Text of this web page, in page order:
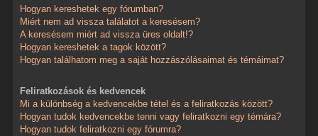
Hogyan kereshetek egy fórumban?
Miért nem ad vissza találatot a keresésem?
A keresésem miért ad vissza üres oldalt!?
Hogyan kereshetek a tagok között?
Hogyan találhatom meg a saját hozzászólásaimat és témáimat?
Feliratkozások és kedvencek
Mi a különbség a kedvencekbe tétel és a feliratkozás között?
Hogyan tudok kedvencekbe tenni vagy feliratkozni egy témára?
Hogyan tudok feliratkozni egy fórumra?